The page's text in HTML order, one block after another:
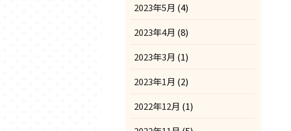
2023年5月 (4)
2023年4月 (8)
2023年3月 (1)
2023年1月 (2)
2022年12月 (1)